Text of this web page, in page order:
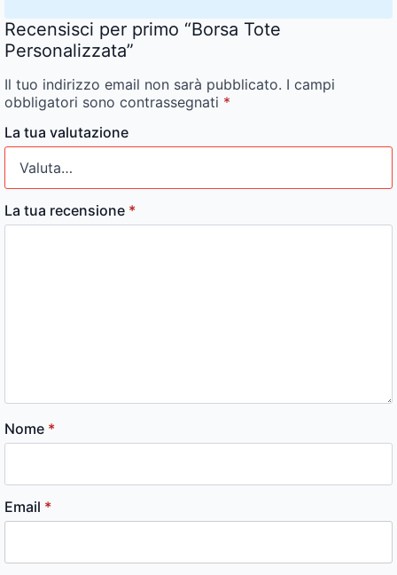
Recensisci per primo “Borsa Tote
Personalizzata”
Il tuo indirizzo email non sarà pubblicato. I campi
obbligatori sono contrassegnati *
La tua valutazione
La tua recensione *
Nome *
Email *